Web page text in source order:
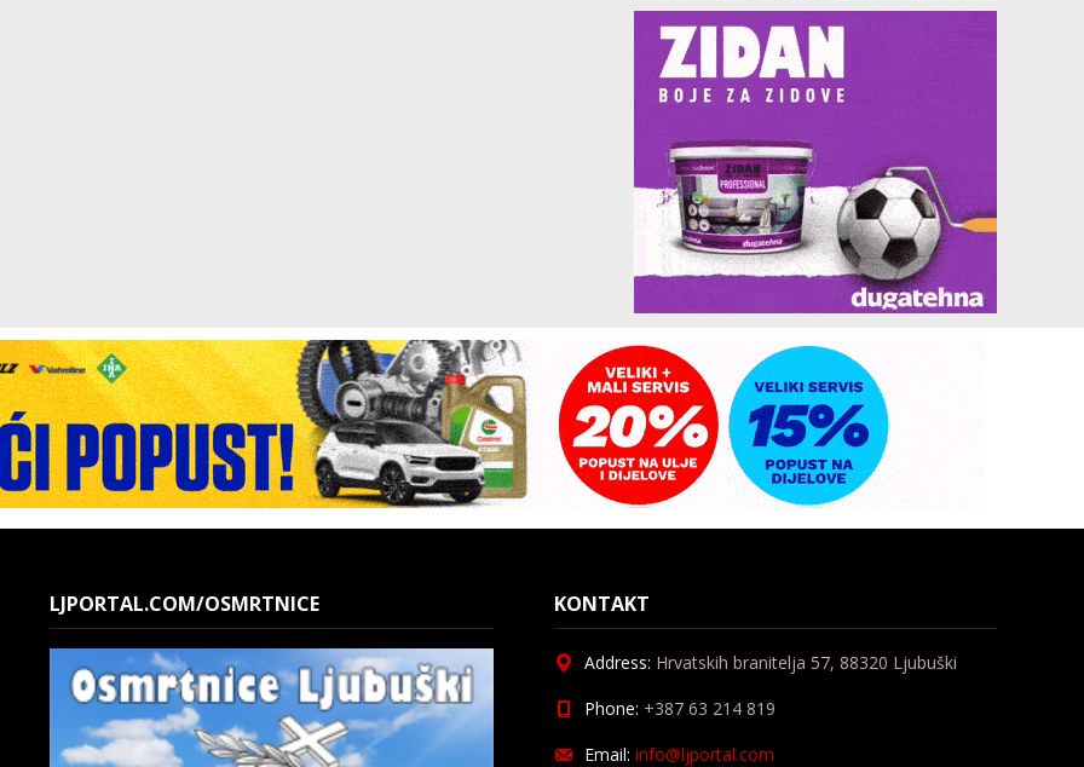
LJPORTAL.COM/OSMRTNICE KONTAKT
Address: Hrvatskih branitelja 57, 88320 Ljubuški
Phone: +387 63 214 819
Email: info@ljportal.com